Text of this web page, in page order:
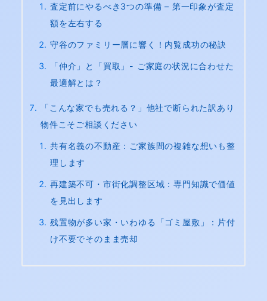
査定前にやるべき3つの準備 – 第一印象が査定
額を左右する
守谷のファミリー層に響く！内覧成功の秘訣
「仲介」と「買取」- ご家庭の状況に合わせた
最適解とは？
「こんな家でも売れる？」他社で断られた訳あり
物件こそご相談ください
共有名義の不動産：ご家族間の複雑な想いも整
理します
再建築不可・市街化調整区域：専門知識で価値
を見出します
残置物が多い家・いわゆる「ゴミ屋敷」：片付
け不要でそのまま売却